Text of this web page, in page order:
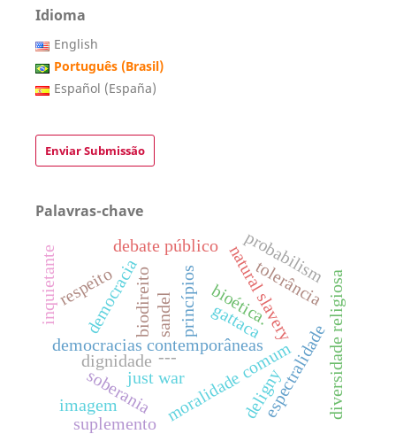
Idioma
English
Português (Brasil)
Español (España)
Enviar Submissão
Palavras-chave
---
gattaca
democracias contemporâneas
moralidade comum
dignidade
princípios
biodireito
espectralidade
democracia
soberania
sandel
just war
natural slavery
debate público
diversidade religiosa
respeito tolerância
probabilism
imagem deligny
suplemento
inquietante bioética.